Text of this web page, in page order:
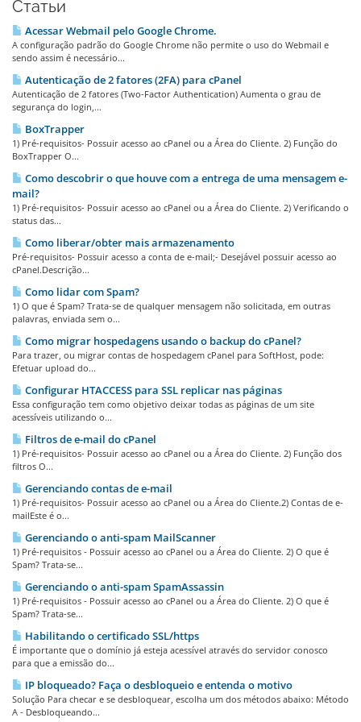
Статьи
Acessar Webmail pelo Google Chrome.
A configuração padrão do Google Chrome não permite o uso do Webmail e
sendo assim é necessário...
Autenticação de 2 fatores (2FA) para cPanel
Autenticação de 2 fatores (Two-Factor Authentication) Aumenta o grau de
segurança do login,...
BoxTrapper
1) Pré-requisitos- Possuir acesso ao cPanel ou a Área do Cliente. 2) Função do
BoxTrapper O...
Como descobrir o que houve com a entrega de uma mensagem e-
mail?
1) Pré-requisitos- Possuir acesso ao cPanel ou a Área do Cliente. 2) Verificando o
status das...
Como liberar/obter mais armazenamento
Pré-requisitos- Possuir acesso a conta de e-mail;- Desejável possuir acesso ao
cPanel.Descrição...
Como lidar com Spam?
1) O que é Spam? Trata-se de qualquer mensagem não solicitada, em outras
palavras, enviada sem o...
Como migrar hospedagens usando o backup do cPanel?
Para trazer, ou migrar contas de hospedagem cPanel para SoftHost, pode:
Efetuar upload do...
Configurar HTACCESS para SSL replicar nas páginas
Essa configuração tem como objetivo deixar todas as páginas de um site
acessíveis utilizando o...
Filtros de e-mail do cPanel
1) Pré-requisitos- Possuir acesso ao cPanel ou a Área do Cliente. 2) Função dos
filtros O...
Gerenciando contas de e-mail
1) Pré-requisitos- Possuir acesso ao cPanel ou a Área do Cliente.2) Contas de e-
mailEste é o...
Gerenciando o anti-spam MailScanner
1) Pré-requisitos - Possuir acesso ao cPanel ou a Área do Cliente. 2) O que é
Spam? Trata-se...
Gerenciando o anti-spam SpamAssassin
1) Pré-requisitos - Possuir acesso ao cPanel ou a Área do Cliente. 2) O que é
Spam? Trata-se...
Habilitando o certificado SSL/https
É importante que o domínio já esteja acessível através do servidor conosco
para que a emissão do...
IP bloqueado? Faça o desbloqueio e entenda o motivo
Solução Para checar e se desbloquear, escolha um dos métodos abaixo: Método
A - Desbloqueando...